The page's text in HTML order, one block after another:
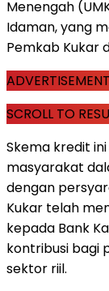
Menengah
Idaman, yang
Pemkab Kukar
ADVERTISEMENT
SCROLL TO
Skema kredit
masyarakat
dengan
Kukar telah
kepada Bank
kontribusi bagi
sektor riil.